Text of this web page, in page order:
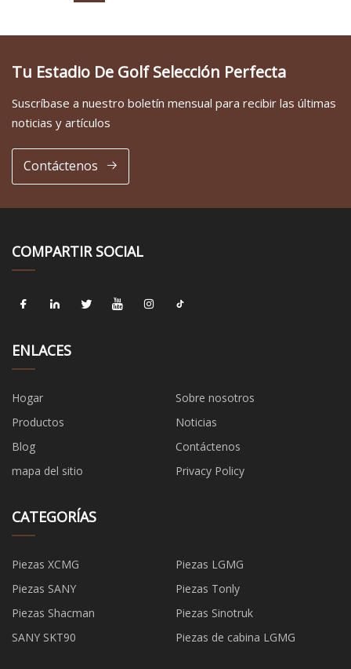
Tu Estadio De Golf Selección Perfecta
Suscríbase a nuestro boletín mensual para recibir las últimas
noticias y artículos
Contáctenos
COMPARTIR SOCIAL
ENLACES
Hogar
Sobre nosotros
Productos
Noticias
Blog
Contáctenos
mapa del sitio
Privacy Policy
CATEGORÍAS
Piezas XCMG
Piezas LGMG
Piezas SANY
Piezas Tonly
Piezas Shacman
Piezas Sinotruk
SANY SKT90
Piezas de cabina LGMG